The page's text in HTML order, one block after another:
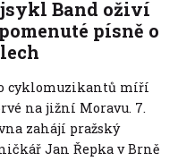
Band oživí
písně o
cyklomuzikantů míří
na jižní Moravu. 7.
zahájí pražský
Jan Řepka v Brně